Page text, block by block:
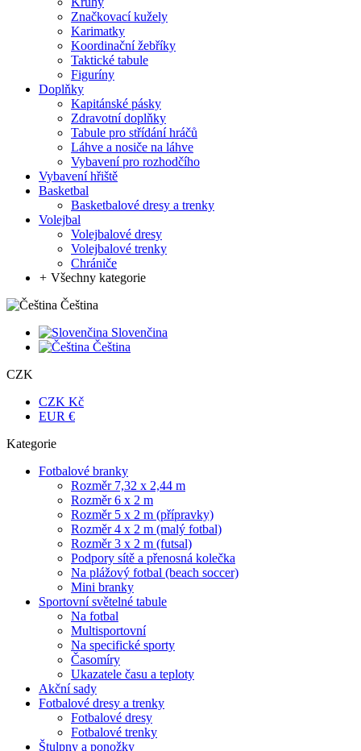
Značkovací kužely
Karimatky
Koordinační žebříky
Taktické tabule
Figuríny
Doplňky
Kapitánské pásky
Zdravotní doplňky
Tabule pro střídání hráčů
Láhve a nosiče na láhve
Vybavení pro rozhodčího
Vybavení hřiště
Basketbal
Basketbalové dresy a trenky
Volejbal
Volejbalové dresy
Volejbalové trenky
Chrániče
+ Všechny kategorie
Čeština
Slovenčina
Čeština
CZK
CZK Kč
EUR €
Kategorie
Fotbalové branky
Rozměr 7,32 x 2,44 m
Rozměr 6 x 2 m
Rozměr 5 x 2 m (přípravky)
Rozměr 4 x 2 m (malý fotbal)
Rozměr 3 x 2 m (futsal)
Podpory sítě a přenosná kolečka
Na plážový fotbal (beach soccer)
Mini branky
Sportovní světelné tabule
Na fotbal
Multisportovní
Na specifické sporty
Časomíry
Ukazatele času a teploty
Akční sady
Fotbalové dresy a trenky
Fotbalové dresy
Fotbalové trenky
Štulpny a ponožky